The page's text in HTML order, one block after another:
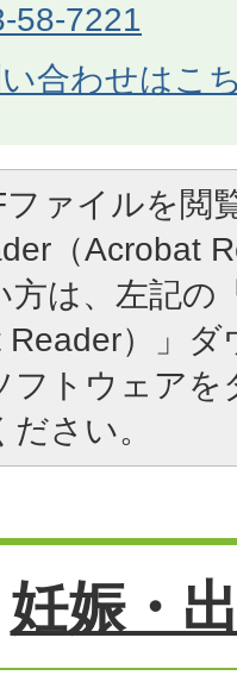
58-7221
合わせはこ
ファイルを閲
（Acrobat
は、左記の
Reader）」
フトウェア
さい。
妊娠・